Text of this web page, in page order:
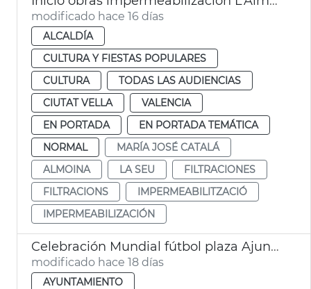
modificado hace 16 días
ALCALDÍA
CULTURA Y FIESTAS POPULARES
CULTURA
TODAS LAS AUDIENCIAS
CIUTAT VELLA
VALENCIA
EN PORTADA
EN PORTADA TEMÁTICA
NORMAL
MARÍA JOSÉ CATALÁ
ALMOINA
LA SEU
FILTRACIONES
FILTRACIONS
IMPERMEABILITZACIÓ
IMPERMEABILIZACIÓN
Celebración Mundial fútbol plaza Ajuntament València
modificado hace 18 días
AYUNTAMIENTO